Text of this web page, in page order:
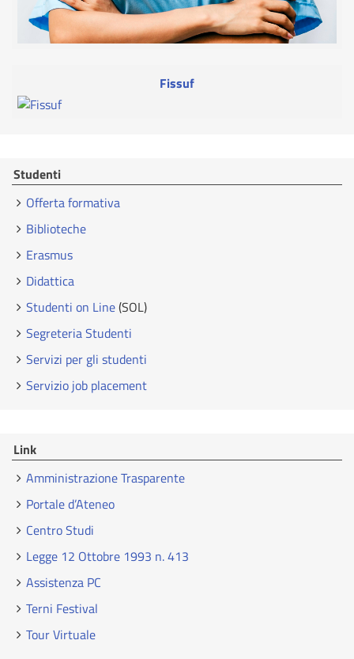
Fissuf
Studenti
Offerta formativa
Biblioteche
Erasmus
Didattica
Studenti on Line(SOL)
Segreteria Studenti
Servizi per gli studenti
Servizio job placement
Link
Amministrazione Trasparente
Portale d’Ateneo
Centro Studi
Legge 12 Ottobre 1993 n. 413
Assistenza PC
Terni Festival
Tour Virtuale